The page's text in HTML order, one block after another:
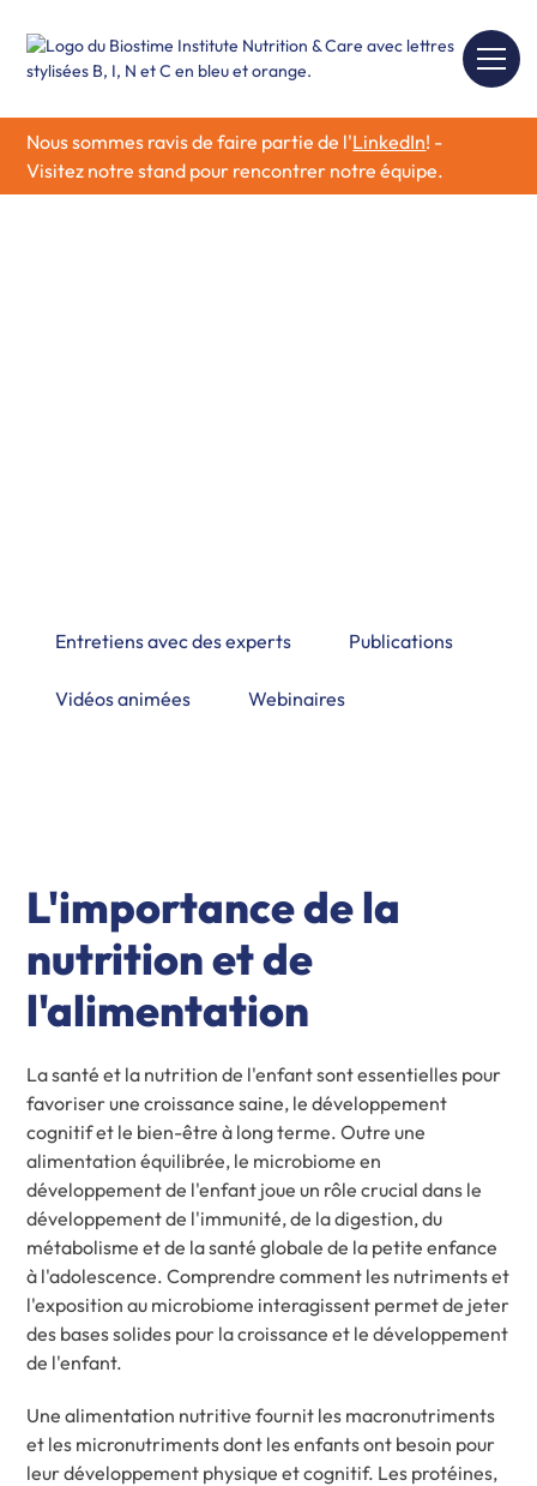
Nous sommes ravis de faire partie de l'LinkedIn! -
Visitez notre stand pour rencontrer notre équipe.
Entretiens avec des experts Publications
Vidéos animées Webinaires
L'importance de la
nutrition et de
l'alimentation
La santé et la nutrition de l'enfant sont essentielles pour
favoriser une croissance saine, le développement
cognitif et le bien-être à long terme. Outre une
alimentation équilibrée, le microbiome en
développement de l'enfant joue un rôle crucial dans le
développement de l'immunité, de la digestion, du
métabolisme et de la santé globale de la petite enfance
à l'adolescence. Comprendre comment les nutriments et
l'exposition au microbiome interagissent permet de jeter
des bases solides pour la croissance et le développement
de l'enfant.
Une alimentation nutritive fournit les macronutriments
et les micronutriments dont les enfants ont besoin pour
leur développement physique et cognitif. Les protéines,